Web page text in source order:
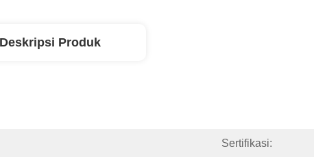
Deskripsi Produk
Sertifikasi: